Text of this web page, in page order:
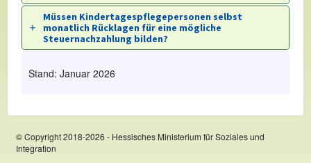
Müssen Kindertagespflegepersonen selbst
monatlich Rücklagen für eine mögliche
Steuernachzahlung bilden?
Stand: Januar 2026
© Copyright 2018-2026 - Hessisches Ministerium für Soziales und
Integration